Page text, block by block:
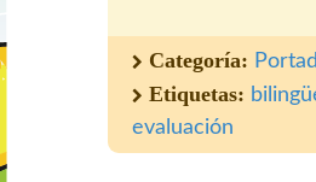
Categoría:
Etiquetas:
evaluación